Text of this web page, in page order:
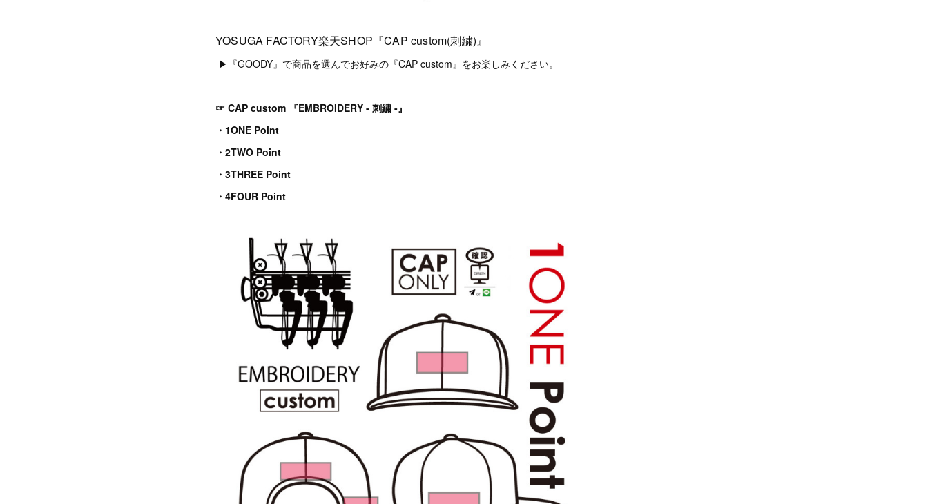
YOSUGA FACTORY楽天SHOP『CAP custom(刺繍)』
▶︎『GOODY』で商品を選んでお好みの『CAP custom』をお楽しみください。
☞ CAP custom 『EMBROIDERY - 刺繍 -』
・1ONE Point
・2TWO Point
・3THREE Point
・4FOUR Point